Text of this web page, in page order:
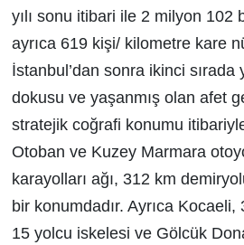
yılı sonu itibari ile 2 milyon 102
ayrıca 619 kişi/ kilometre kare
İstanbul’dan sonra ikinci sırada
dokusu ve yaşanmış olan afet
stratejik coğrafi konumu
Otoban ve Kuzey Marmara
karayolları ağı, 312 km
bir konumdadır. Ayrıca
15 yolcu iskelesi ve Gölcük